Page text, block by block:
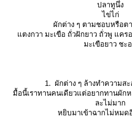
ปลาทูนึ่ง
ไข่ไก่
ผักต่าง ๆ ตามชอบหรือต
ตงกวา มะเขือ ถั่วฝักยาว ถั่วพู แคร
มะเขือยาว ชะ
1. ผักต่าง ๆ ล้างทำความส
มื้อนี้เราทานคนเดียวแต่อยากทานผัก
ละไม่มาก
หยิบมาเข้าฉากไม่หมด